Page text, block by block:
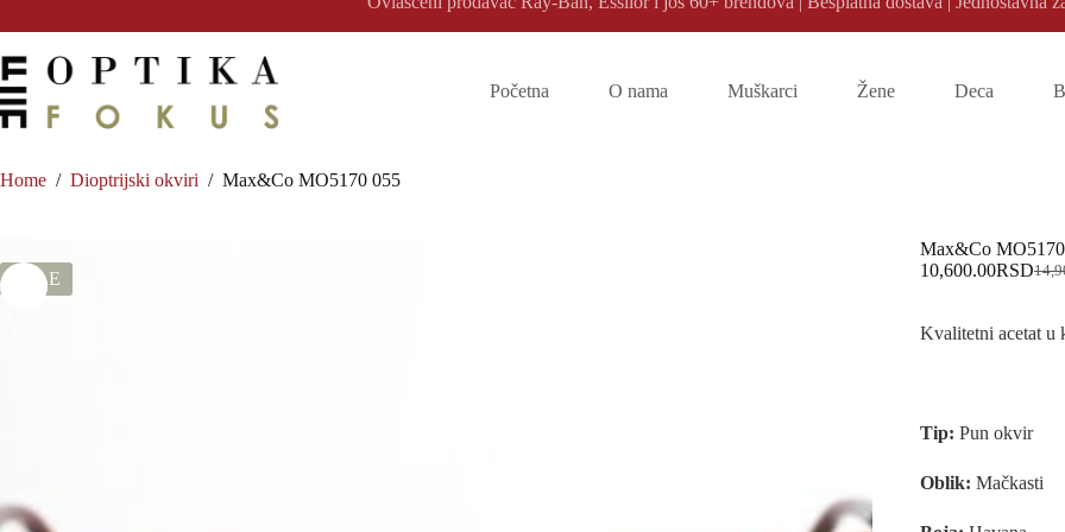
to
content
Početna O nama Muškarci Žene Deca
Home / Dioptrijski okviri / Max&Co MO5170 055
SALE
Max&Co
bila:
10,600.00RSD
Kvalitetni acetat u
Tip:Pun okvir
Oblik:Mačkasti